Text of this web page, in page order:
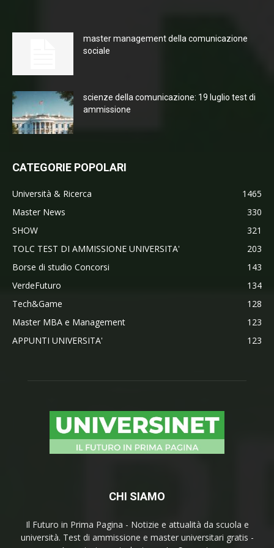
master management della comunicazione
sociale
scienze della comunicazione: 19 luglio test di
ammissione
CATEGORIE POPOLARI
Università & Ricerca
1465
Master News
330
SHOW
321
TOLC TEST DI AMMISSIONE UNIVERSITA'
203
Borse di studio Concorsi
143
VerdeFuturo
134
Tech&Game
128
Master MBA e Management
123
APPUNTI UNIVERSITA'
123
CHI SIAMO
Il Futuro in Prima Pagina - Notizie e attualità da scuola e
università. Test di ammissione e master universitari gratis -